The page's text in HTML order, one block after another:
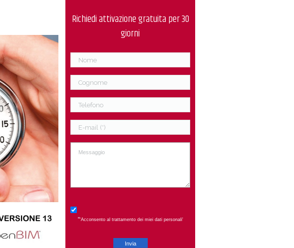
Richiedi attivazione gratuita per 30
giorni
"'Acconsento al trattamento dei miei dati personali'